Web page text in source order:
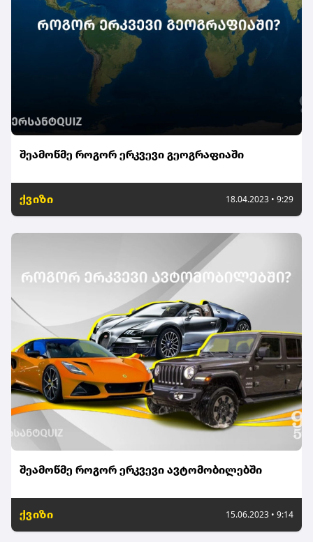
შეამოწმე როგორ ერკვევი გეოგრაფიაში
ქვიზი 18.04.2023 • 9:29
შეამოწმე როგორ ერკვევი ავტომობილებში
ქვიზი 15.06.2023 • 9:14